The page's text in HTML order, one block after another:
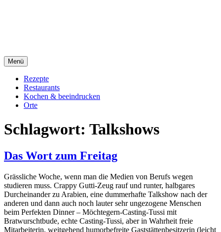
Menü
Rezepte
Restaurants
Kochen & beeindrucken
Orte
Schlagwort: Talkshows
Das Wort zum Freitag
Grässliche Woche, wenn man die Medien von Berufs wegen
studieren muss. Crappy Gutti-Zeug rauf und runter, halbgares
Durcheinander zu Arabien, eine dummerhafte Talkshow nach der
anderen und dann auch noch lauter sehr ungezogene Menschen
beim Perfekten Dinner – Möchtegern-Casting-Tussi mit
Bratwurschtbude, echte Casting-Tussi, aber in Wahrheit freie
Mitarbeiterin, weitgehend humorbefreite Gaststättenbesitzerin (leicht